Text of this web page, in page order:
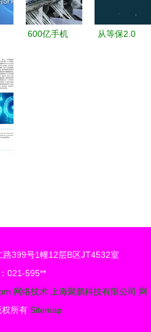
网络技术
发
600亿手机
从等保2.0
399号1幢12层B区JT4532室
021-595**
网络技术 上海聚鹏科技有限公司 网
权所有 Sitemap